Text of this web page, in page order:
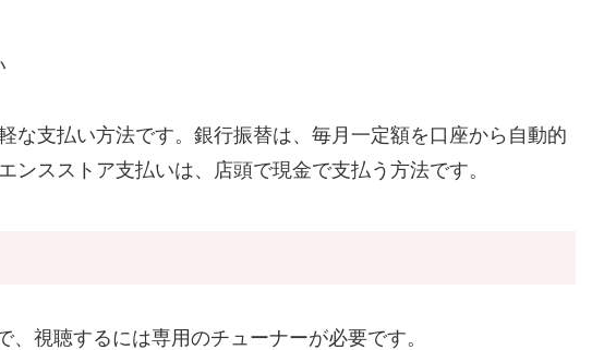
な支払い方法です。銀行振替は、毎月一定額を口座から自動的
ンスストア支払いは、店頭で現金で支払う方法です。
、視聴するには専用のチューナーが必要です。